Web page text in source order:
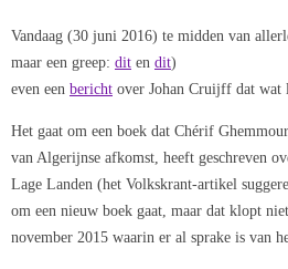
Vandaag (30 juni 2016) te midden van
maar een greep: dit en dit)
even een bericht over Johan Cruijff dat wat
Het gaat om een boek dat Chérif
van Algerijnse afkomst, heeft geschreven
Lage Landen (het Volkskrant-artikel
om een nieuw boek gaat, maar dat klopt
november 2015 waarin er al sprake is van